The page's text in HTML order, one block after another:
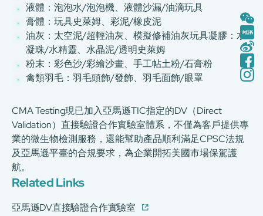
液體：泡泡水/泡泡機、液體沙漏/油滴玩具
膏體：玩具史萊姆、彩泥/橡皮泥
油灰：太空泥/超輕油灰、模擬修補油灰玩具凝膠：水
凝珠/水精靈、水晶泥/透明史萊姆
粉末：彩色沙/彩繪沙畫、手工帖土粉/石膏粉
禽類羽毛：羽毛頭飾/發飾、羽毛面飾/眼罩
CMA Testing現已加入亞馬遜TIC指定的DV（Direct
Validation）直接驗證合作實驗室體系，不僅為客戶提供專
業的微生物檢測服務，還能幫助產品順利滿足CPSC法規
及亞馬遜平臺的合規要求，為企業開拓美國市場保駕護
航。
Related Links
亞馬遜DV直接驗證合作實驗室